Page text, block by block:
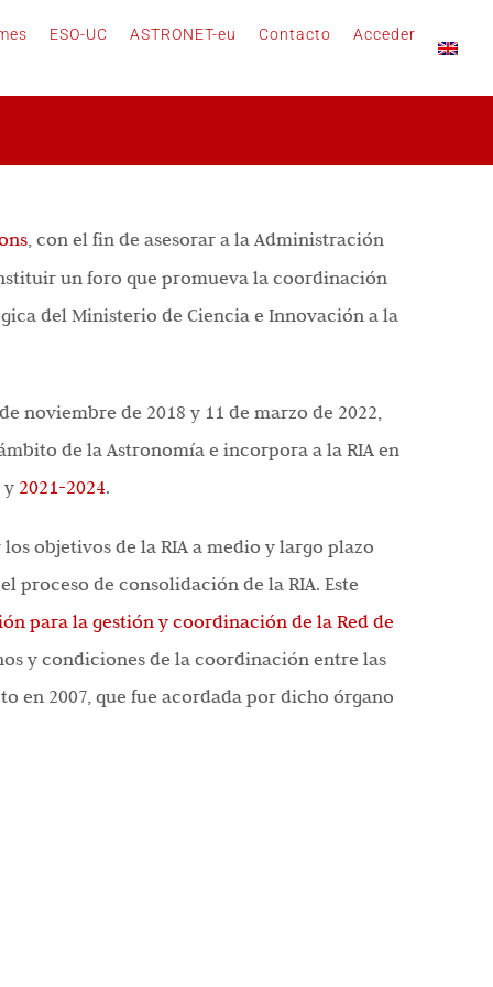
ESO-UC ASTRONET-eu Contacto Acceder
, con el fin de asesorar a la Administración
un foro que promueva la coordinación
del Ministerio de Ciencia e Innovación a la
noviembre de 2018 y 11 de marzo de 2022,
de la Astronomía e incorpora a la RIA en
y 2021-2024.
objetivos de la RIA a medio y largo plazo
proceso de consolidación de la RIA. Este
para la gestión y coordinación de la Red de
y condiciones de la coordinación entre las
en 2007, que fue acordada por dicho órgano